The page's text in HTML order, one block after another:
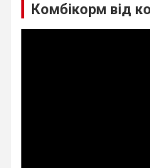
Комбікорм від